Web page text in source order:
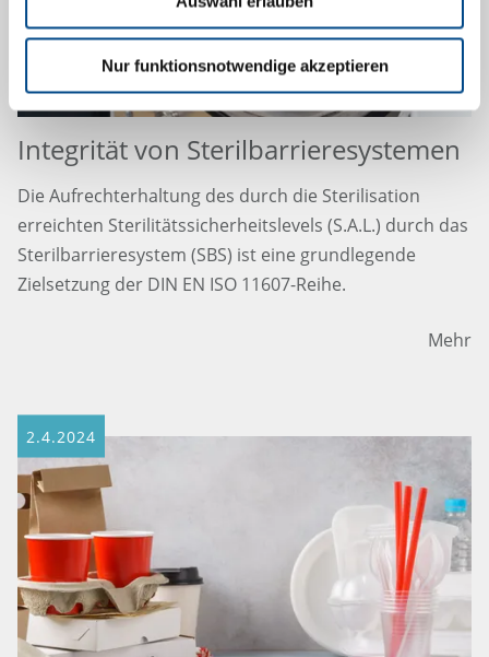
Nur funktionsnotwendige akzeptieren
Integrität von Sterilbarrieresystemen
Die Aufrechterhaltung des durch die Sterilisation
erreichten Sterilitätssicherheitslevels (S.A.L.) durch das
Sterilbarrieresystem (SBS) ist eine grundlegende
Zielsetzung der DIN EN ISO 11607-Reihe.
Mehr
2.4.2024